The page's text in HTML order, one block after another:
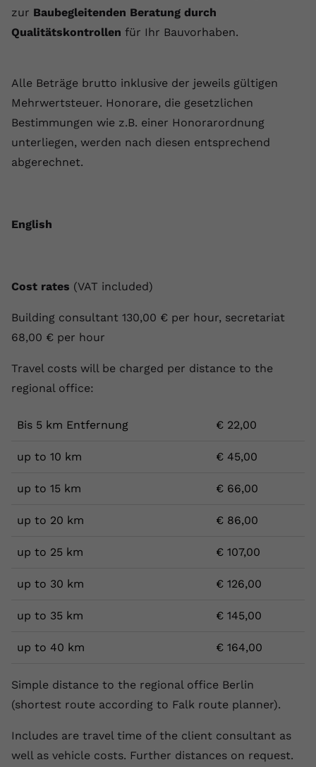
zur Baubegleitenden Beratung durch
Qualitätskontrollen für Ihr Bauvorhaben.
Alle Beträge brutto inklusive der jeweils gültigen
Mehrwertsteuer. Honorare, die gesetzlichen
Bestimmungen wie z.B. einer Honorarordnung
unterliegen, werden nach diesen entsprechend
abgerechnet.
English
Cost rates (VAT included)
Building consultant 130,00 € per hour, secretariat
68,00 € per hour
Travel costs will be charged per distance to the
regional office:
Bis 5 km Entfernung € 22,00
up to 10 km € 45,00
up to 15 km € 66,00
up to 20 km € 86,00
up to 25 km € 107,00
up to 30 km € 126,00
up to 35 km € 145,00
up to 40 km € 164,00
Simple distance to the regional office Berlin
(shortest route according to Falk route planner).
Includes are travel time of the client consultant as
well as vehicle costs. Further distances on request.